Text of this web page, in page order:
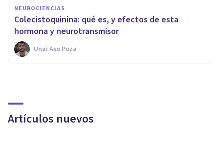
NEUROCIENCIAS
Colecistoquinina: qué es, y efectos de esta
hormona y neurotransmisor
Unai Aso Poza
Artículos nuevos